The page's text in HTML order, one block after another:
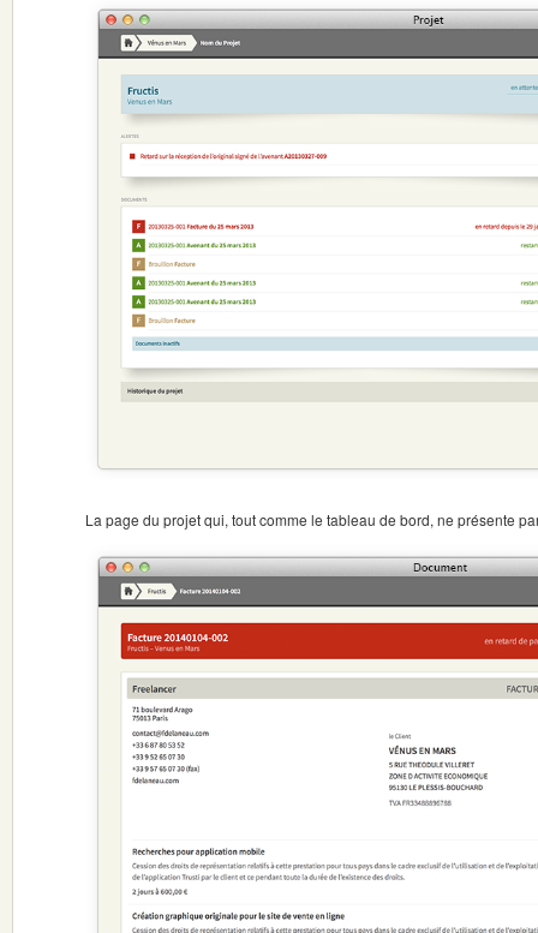
La page du projet qui, tout comme le tableau de bord, ne présente